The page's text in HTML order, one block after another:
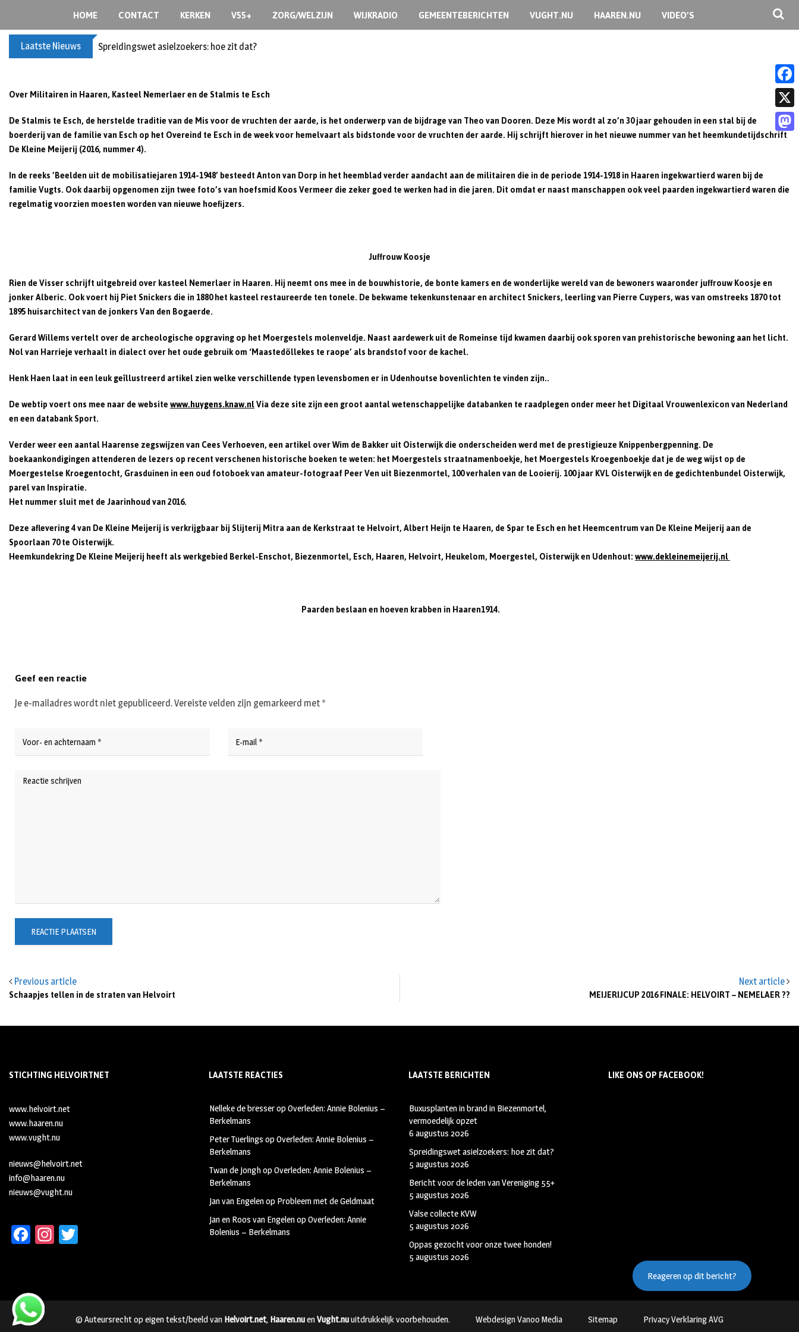
HOME CONTACT KERKEN V55+ ZORG/WELZIJN WIJKRADIO GEMEENTEBERICHTEN VUGHT.NU HAAREN.NU VIDEO’S
Laatste Nieuws Spreidingswet asielzoekers: hoe zit dat?
Over Militairen in Haaren, Kasteel Nemerlaer en de Stalmis te Esch
De Stalmis te Esch, de herstelde traditie van de Mis voor de vruchten der aarde, is het onderwerp van de bijdrage van Theo van Dooren. Deze Mis wordt al zo’n 30 jaar gehouden in een stal bij de
boerderij van de familie van Esch op het Overeind te Esch in de week voor hemelvaart als bidstonde voor de vruchten der aarde. Hij schrijft hierover in het nieuwe nummer van het heemkundetijdschrift
De Kleine Meijerij (2016, nummer 4).
In de reeks ’Beelden uit de mobilisatiejaren 1914-1948’ besteedt Anton van Dorp in het heemblad verder aandacht aan de militairen die in de periode 1914-1918 in Haaren ingekwartierd waren bij de
familie Vugts. Ook daarbij opgenomen zijn twee foto’s van hoefsmid Koos Vermeer die zeker goed te werken had in die jaren. Dit omdat er naast manschappen ook veel paarden ingekwartierd waren die
regelmatig voorzien moesten worden van nieuwe hoefijzers.
Juffrouw Koosje
Rien de Visser schrijft uitgebreid over kasteel Nemerlaer in Haaren. Hij neemt ons mee in de bouwhistorie, de bonte kamers en de wonderlijke wereld van de bewoners waaronder juffrouw Koosje en
jonker Alberic. Ook voert hij Piet Snickers die in 1880 het kasteel restaureerde ten tonele. De bekwame tekenkunstenaar en architect Snickers, leerling van Pierre Cuypers, was van omstreeks 1870 tot
1895 huisarchitect van de jonkers Van den Bogaerde.
Gerard Willems vertelt over de archeologische opgraving op het Moergestels molenveldje. Naast aardewerk uit de Romeinse tijd kwamen daarbij ook sporen van prehistorische bewoning aan het licht.
Nol van Harrieje verhaalt in dialect over het oude gebruik om ‘Maastedöllekes te raope’ als brandstof voor de kachel.
Henk Haen laat in een leuk geïllustreerd artikel zien welke verschillende typen levensbomen er in Udenhoutse bovenlichten te vinden zijn..
De webtip voert ons mee naar de websitewww.huygens.knaw.nlVia deze site zijn een groot aantal wetenschappelijke databanken te raadplegen onder meer het Digitaal Vrouwenlexicon van Nederland
en een databank Sport.
Verder weer een aantal Haarense zegswijzen van Cees Verhoeven, een artikel over Wim de Bakker uit Oisterwijk die onderscheiden werd met de prestigieuze Knippenbergpenning. De
boekaankondigingen attenderen de lezers op recent verschenen historische boeken te weten: het Moergestels straatnamenboekje, het Moergestels Kroegenboekje dat je de weg wijst op de
Moergestelse Kroegentocht, Grasduinen in een oud fotoboek van amateur-fotograaf Peer Ven uit Biezenmortel, 100 verhalen van de Looierij. 100 jaar KVL Oisterwijk en de gedichtenbundel Oisterwijk,
parel van Inspiratie.
Het nummer sluit met de Jaarinhoud van 2016.
Deze aflevering 4 van De Kleine Meijerij is verkrijgbaar bij Slijterij Mitra aan de Kerkstraat te Helvoirt, Albert Heijn te Haaren, de Spar te Esch en het Heemcentrum van De Kleine Meijerij aan de
Spoorlaan 70 te Oisterwijk.
Heemkundekring De Kleine Meijerij heeft als werkgebied Berkel-Enschot, Biezenmortel, Esch, Haaren, Helvoirt, Heukelom, Moergestel, Oisterwijk en Udenhout:www.dekleinemeijerij.nl
Paarden beslaan en hoeven krabben in Haaren1914.
Previous article
Schaapjes tellen in de straten van Helvoirt
Next article
MEIJERIJCUP 2016 FINALE: HELVOIRT – NEMELAER ??
Geef een reactie
Je e-mailadres wordt niet gepubliceerd.Vereiste velden zijn gemarkeerd met *
STICHTING HELVOIRTNET
www.helvoirt.net
www.haaren.nu
www.vught.nu
nieuws@helvoirt.net
info@haaren.nu
nieuws@vught.nu
Fa
oo
k
In
LAATSTE REACTIES
Nelleke de bresseropOverleden: Annie Bolenius –
Berkelmans
Peter Tuerlings opOverleden: Annie Bolenius –
Berkelmans
Twan de JonghopOverleden: Annie Bolenius –
Berkelmans
Jan van Engelenop Probleem met de Geldmaat
Jan en Roos van EngelenopOverleden: Annie
Bolenius – Berkelmans
LAATSTE BERICHTEN
Buxusplanten in brand in Biezenmortel,
vermoedelijk opzet
6 augustus 2026
Spreidingswet asielzoekers: hoe zit dat?
5 augustus 2026
Bericht voor de leden van Vereniging 55+
5 augustus 2026
Valse collecte KVW
5 augustus 2026
Oppas gezocht voor onze twee honden!
5 augustus 2026
LIKE ONS OP FACEBOOK!
Reageren op dit bericht?
© Auteursrecht op eigen tekst/beeld van Helvoirt.net, Haaren.nuenVught.nuuitdrukkelijk voorbehouden. Webdesign Vanoo Media Sitemap Privacy Verklaring AVG
F
a
c
o
X
M